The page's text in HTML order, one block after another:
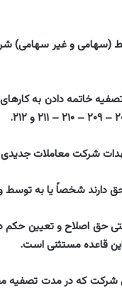
مختلط (سهامی و غیر
تصفیه خاتمه دادن به
وقتی حق اصلاح و تعیین
قاعده مستثنی است.
دارایی شرکت که در مدت